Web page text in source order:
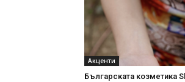
Акценти
Българската козметика